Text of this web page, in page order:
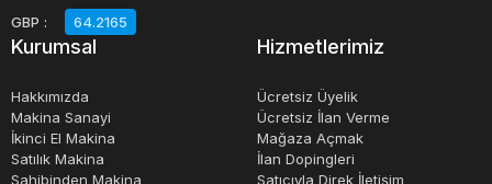
hızlı ve hassas delme işlemleri yapabilir ve rekabetçi bir
avantaj elde edebilirler.
GBP : 64.2165
Kurumsal
Hakkımızda
Makina Sanayi
İkinci El Makina
Satılık Makina
Sahibinden Makina
Hizmetlerimiz
Ücretsiz Üyelik
Ücretsiz İlan Verme
Mağaza Açmak
İlan Dopingleri
Satıcıyla Direk İletişim